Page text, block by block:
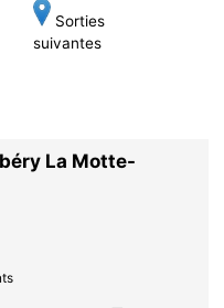
Sorties
suivantes
La Motte-